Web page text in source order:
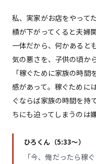
私、実家がお店をやって
績が下がってくると夫婦
一体だから、何かあると
気の悪さを、子供の頃か
「稼ぐために家族の時
感があって。稼ぐために
ぐならば家族の時間を
ちにも迫ってしまうのは
ひろくん（5:33〜）
「今、俺だったら稼